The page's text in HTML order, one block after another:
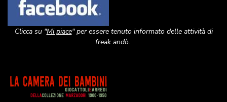
Clicca su "Mi piace" per essere tenuto informato delle attività di
freak andò.
Image